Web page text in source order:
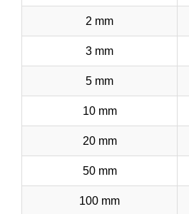
2 mm
3 mm
5 mm
10 mm
20 mm
50 mm
100 mm